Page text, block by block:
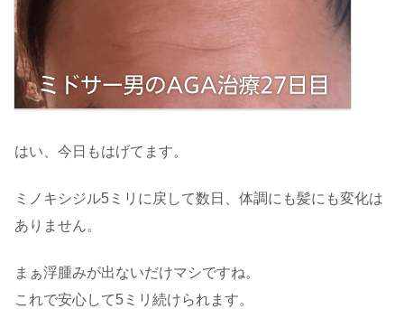
はい、今日もはげてます。
ミノキシジル5ミリに戻して数日、体調にも髪にも変化は
ありません。
まぁ浮腫みが出ないだけマシですね。
これで安心して5ミリ続けられます。